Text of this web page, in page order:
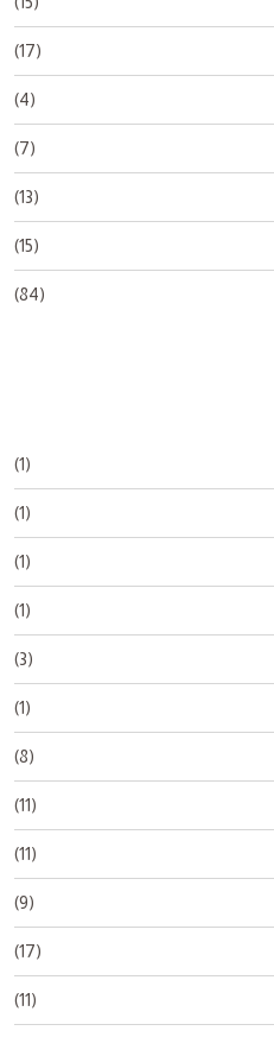
(17)
(4)
(7)
(13)
(15)
(84)
(1)
(1)
(1)
(1)
(3)
(1)
(8)
(11)
(11)
(9)
(17)
(11)